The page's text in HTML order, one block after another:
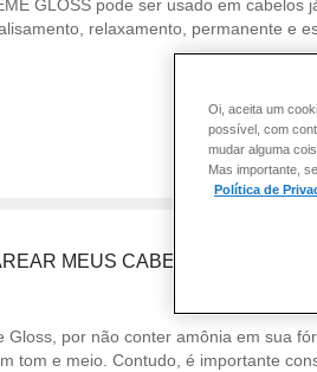
GLOSS pode ser usado em cabelos
relaxamento, permanente e
MEUS CABELOS COM
Gloss, por não conter amônia em sua
tom e meio. Contudo, é importante
Oi, aceita um
possível, com
mudar alguma
Mas importante,
Política de